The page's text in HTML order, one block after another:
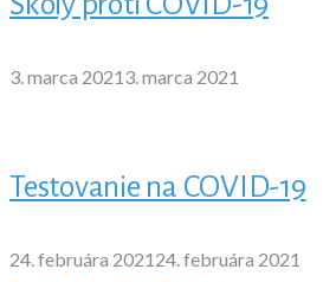
3. marca 2021 3. marca 2021
Testovanie na COVID-19
24. februára 2021 24. februára 2021